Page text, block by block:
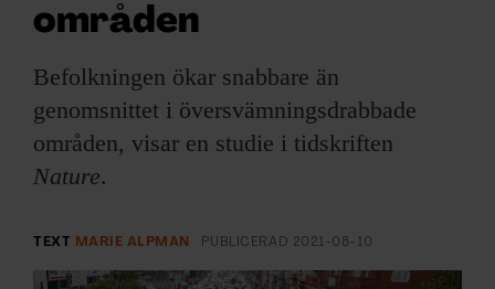
ARKIV & E-TIDNING
LYSSNA/PODD
EVENEMANG & RESOR
KONTAKTA F&F
områden
Befolkningen ökar snabbare än
genomsnittet i översvämningsdrabbade
områden, visar en studie i tidskriften
Nature.
TEXT MARIE ALPMAN PUBLICERAD 2021-08-10